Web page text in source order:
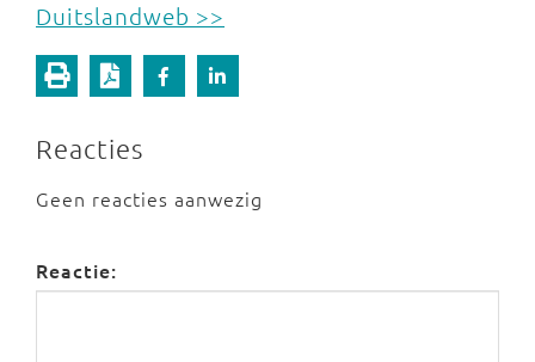
Duitslandweb >>
Reacties
Geen reacties aanwezig
Reactie: